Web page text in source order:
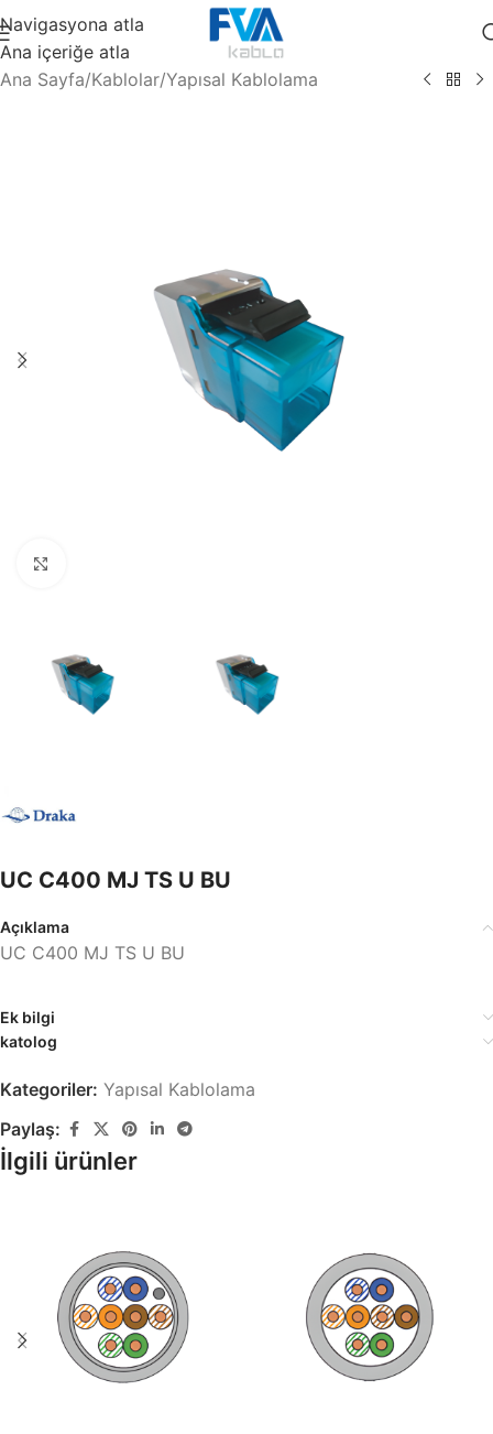
Navigasyona atla
Ana içeriğe atla
Ana Sayfa/Kablolar/Yapısal Kablolama
UC C400 MJ TS U BU
Açıklama
UC C400 MJ TS U BU
Ek bilgi
katolog
Kategoriler: Yapısal Kablolama
Paylaş:
İlgili ürünler